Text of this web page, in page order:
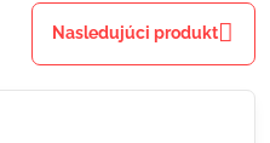
Nasledujúci produkt